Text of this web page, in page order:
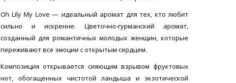
Oh Lily My Love — идеальный аромат для тех, кто любит
сильно и искренне. Цветочно-гурманский аромат,
созданный для романтичных молодых женщин, которые
переживают все эмоции с открытым сердцем.
Композиция открывается сияющим взрывом фруктовых
нот, обогащенных чистотой ландыша и экзотической